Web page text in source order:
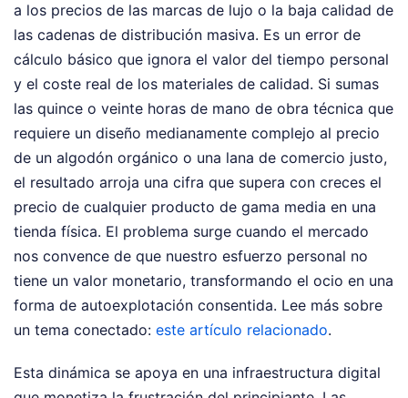
a los precios de las marcas de lujo o la baja calidad de
las cadenas de distribución masiva. Es un error de
cálculo básico que ignora el valor del tiempo personal
y el coste real de los materiales de calidad. Si sumas
las quince o veinte horas de mano de obra técnica que
requiere un diseño medianamente complejo al precio
de un algodón orgánico o una lana de comercio justo,
el resultado arroja una cifra que supera con creces el
precio de cualquier producto de gama media en una
tienda física. El problema surge cuando el mercado
nos convence de que nuestro esfuerzo personal no
tiene un valor monetario, transformando el ocio en una
forma de autoexplotación consentida. Lee más sobre
un tema conectado: este artículo relacionado.
Esta dinámica se apoya en una infraestructura digital